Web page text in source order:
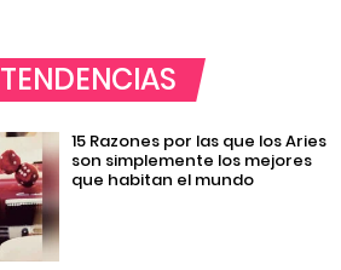
TENDENCIAS
15 Razones por las que los Aries
son simplemente los mejores
que habitan el mundo